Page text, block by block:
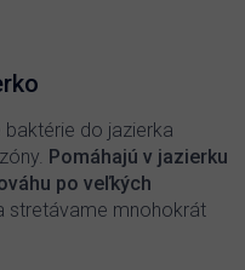
do jazierka
Pomáhajú v jazierku
po veľkých
stretávame mnohokrát